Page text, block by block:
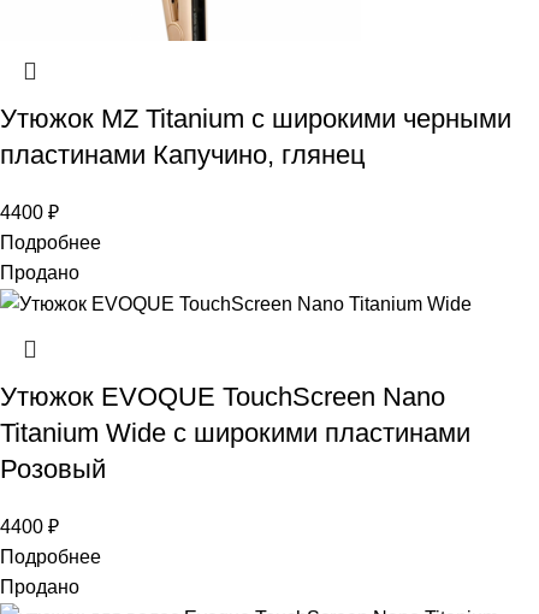
Утюжок MZ Titanium с широкими черными
пластинами Капучино, глянец
4400 ₽
Подробнее
Продано
Утюжок EVOQUE TouchScreen Nano
Titanium Wide с широкими пластинами
Розовый
4400 ₽
Подробнее
Продано